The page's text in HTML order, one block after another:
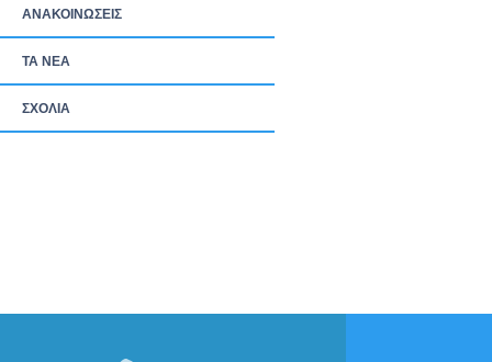
ΑΝΑΚΟΙΝΩΣΕΙΣ
ΤΑ ΝEΑ
ΣΧΟΛΙΑ